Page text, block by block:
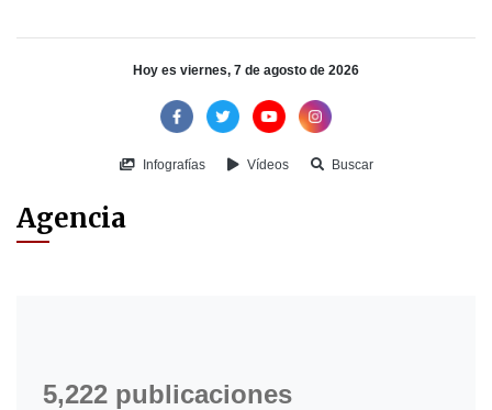
Hoy es viernes, 7 de agosto de 2026
Infografías Vídeos Buscar
Agencia
5,222 publicaciones